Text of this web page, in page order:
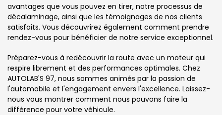
avantages que vous pouvez en tirer, notre processus de
décalaminage, ainsi que les témoignages de nos clients
satisfaits. Vous découvrirez également comment prendre
rendez-vous pour bénéficier de notre service exceptionnel.
Préparez-vous à redécouvrir la route avec un moteur qui
respire librement et des performances optimales. Chez
AUTOLAB'S 97, nous sommes animés par la passion de
l'automobile et l'engagement envers l'excellence. Laissez-
nous vous montrer comment nous pouvons faire la
différence pour votre véhicule.